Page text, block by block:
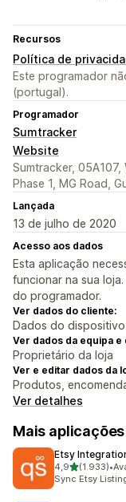
Recursos
Política de
Este programador
(portugal).
Programador
Sumtracker
Website
Sumtracker, 05A107,
Phase 1, MG Road,
Lançada
13 de julho de 2020
Acesso aos dados
Esta aplicação
funcionar na sua
do programador.
Ver dados do cliente:
Dados do
Ver dados da equipa
Proprietário da loja
Ver e editar dados da
Produtos,
Ver detalhes
Mais
Etsy
4,9de 5 estrelas
(1.933)
1933 total de•
Sync Etsy